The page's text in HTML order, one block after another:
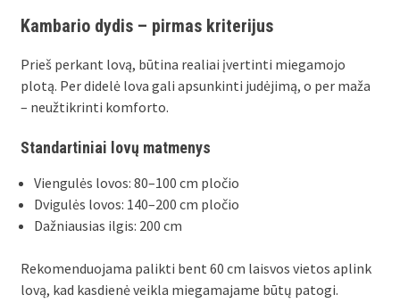
Kambario dydis – pirmas kriterijus
Prieš perkant lovą, būtina realiai įvertinti miegamojo
plotą. Per didelė lova gali apsunkinti judėjimą, o per maža
– neužtikrinti komforto.
Standartiniai lovų matmenys
Viengulės lovos: 80–100 cm pločio
Dvigulės lovos: 140–200 cm pločio
Dažniausias ilgis: 200 cm
Rekomenduojama palikti bent 60 cm laisvos vietos aplink
lovą, kad kasdienė veikla miegamajame būtų patogi.